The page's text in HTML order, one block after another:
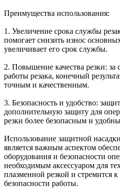
Преимущества использования:
1. Увеличение срока службы
помогает снизить износ
увеличивает его срок службы.
2. Повышение качества резки:
работы резака, конечный
точным и качественным.
3. Безопасность и удобство:
дополнительную защиту для
резки более безопасным и
Использование защитной
является важным аспектом
оборудования и безопасности
необходимым аксессуаром для
плазменной резкой и стремится
безопасности работы.